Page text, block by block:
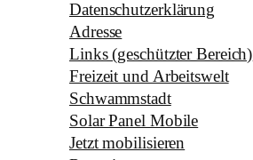
Datenschutzerklärung
Adresse
Links (geschützter Bereich)
Freizeit und Arbeitswelt
Schwammstadt
Solar Panel Mobile
Jetzt mobilisieren